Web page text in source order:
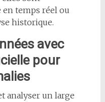
en temps réel ou
historique.
avec
pour
analyser un large